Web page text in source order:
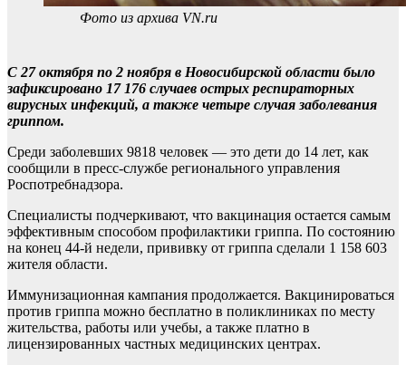
Фото из архива VN.ru
С 27 октября по 2 ноября в Новосибирской области было
зафиксировано 17 176 случаев острых респираторных
вирусных инфекций, а также четыре случая заболевания
гриппом.
Среди заболевших 9818 человек — это дети до 14 лет, как
сообщили в пресс-службе регионального управления
Роспотребнадзора.
Специалисты подчеркивают, что вакцинация остается самым
эффективным способом профилактики гриппа. По состоянию
на конец 44-й недели, прививку от гриппа сделали 1 158 603
жителя области.
Иммунизационная кампания продолжается. Вакцинироваться
против гриппа можно бесплатно в поликлиниках по месту
жительства, работы или учебы, а также платно в
лицензированных частных медицинских центрах.